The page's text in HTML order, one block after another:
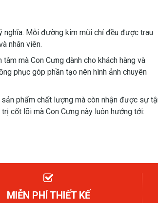
nghĩa. Mỗi đường kim mũi chỉ đều được trau
nhân viên.
mà Con Cưng dành cho khách hàng và
phục góp phần tạo nên hình ảnh chuyên
phẩm chất lượng mà còn nhận được sự
cốt lõi mà Con Cưng này luôn hướng tới:
MIỄN PHÍ THIẾT KẾ